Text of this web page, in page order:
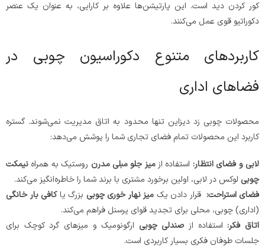
کور کردن دید است. این پارتیشن‌ها علاوه بر کارایی، به عنوان یک عنصر
دکوراتیو قوی عمل می‌کنند.
کاربردهای متنوع دکوراسیون چوبی در
فضاهای اداری
محصولات چوبی زد دیزاین تنها محدود به اتاق مدیریت نمی‌شوند. گستره
کاربرد این محصولات تمام فضای تجاری شما را پوشش می‌دهد:
لابی و فضای انتظار: استفاده ازمیز جلو مبلی مدرن روستیک به همراه نیمکت
چوبی لوکس در لابی، اولین برخورد مشتری با برند شما را خاطره‌انگیز می‌کند.
فضای استراحت: قرار دادن یک میز نهار خوری چوبی بزرگ یاکافی بار خانگی
(اداری) چوبی، محلی برای تجدید قوای پرسنل فراهم می‌کند.
اتاق فکر:استفاده از صندلی چوبی ارگونومیک و میزهای گرد کوچک برای
جلسات طوفان فکری بسیار کاربردی است.